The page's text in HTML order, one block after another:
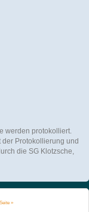
werden protokolliert.
der Protokollierung und
die SG Klotzsche,
»